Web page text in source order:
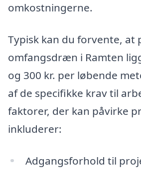
omkostningerne.
Typisk kan du forvente, at
omfangsdræn i Ramten
og 300 kr. per løbende
af de specifikke krav til
faktorer, der kan påvirke
inkluderer:
Adgangsforhold til